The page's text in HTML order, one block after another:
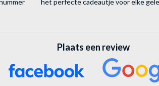
Plaats een review